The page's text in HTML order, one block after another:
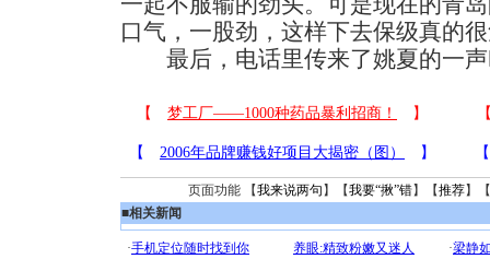
口气，一股劲，这样下去保级真的
最后，电话里传来了姚夏的一声
页面功能 【我来说两句 】【我要“揪”错】【推荐】
■相关新闻